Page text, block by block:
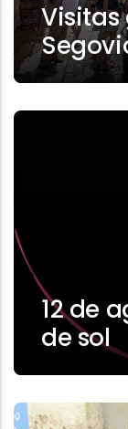
Visitas
12 de
de sol